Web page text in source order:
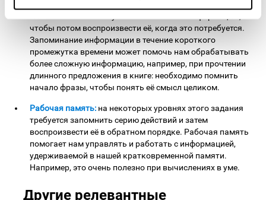
чтобы потом воспроизвести её, когда это потребуется.
Запоминание информации в течение короткого
промежутка времени может помочь нам обрабатывать
более сложную информацию, например, при прочтении
длинного предложения в книге: необходимо помнить
начало фразы, чтобы понять её смысл целиком.
Рабочая память: на некоторых уровнях этого задания
требуется запомнить серию действий и затем
воспроизвести её в обратном порядке. Рабочая память
помогает нам управлять и работать с информацией,
удерживаемой в нашей кратковременной памяти.
Например, это очень полезно при вычислениях в уме.
Другие релевантные